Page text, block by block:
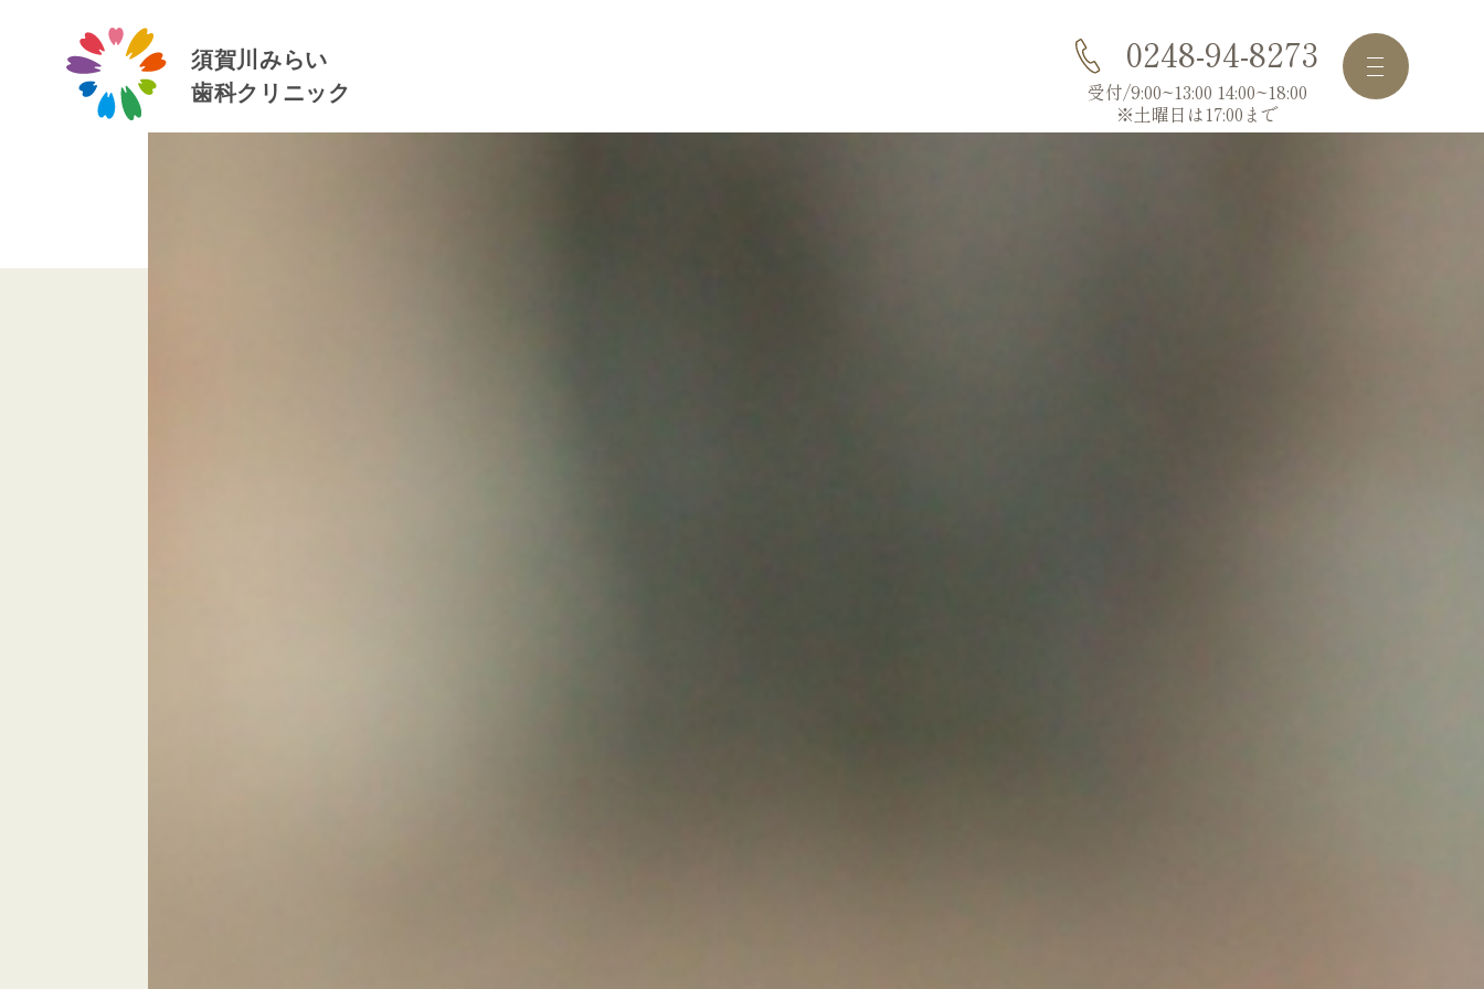
0248-94-8273
受付/9:00~13:00 14:00~18:00
※土曜日は17:00まで